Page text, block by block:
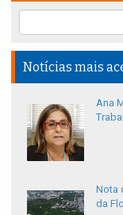
Notícias mais
Ana
Nota
da